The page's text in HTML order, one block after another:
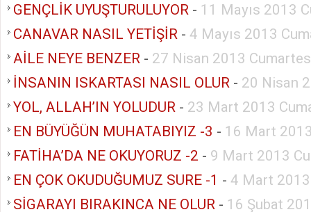
GENÇLİK UYUŞTURULUYOR - 11 Mayıs 2013
CANAVAR NASIL YETİŞİR - 4 Mayıs 2013
AİLE NEYE BENZER - 27 Nisan 2013
İNSANIN ISKARTASI NASIL OLUR - 20 Nisan
YOL, ALLAH’IN YOLUDUR - 23 Mart 2013
EN BÜYÜĞÜN MUHATABIYIZ -3 - 16 Mart
FATİHA’DA NE OKUYORUZ -2 - 9 Mart 2013
EN ÇOK OKUDUĞUMUZ SURE -1 - 4 Mart
SİGARAYI BIRAKINCA NE OLUR - 16 Şubat